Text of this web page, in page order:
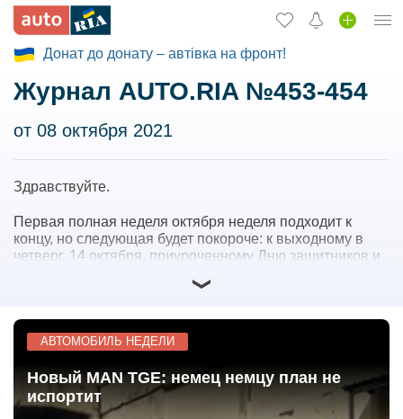
Вход в кабинет
Збір на авто для ЗСУ
Автомобили б/у
Новые авто
Новости
Отзывы об авто
Продать авто
Донат до донату – автівка на фронт!
Журнал AUTO.RIA №453-454
от 08 октября 2021
Здравствуйте.
Первая полная неделя октября неделя подходит к
концу, но следующая будет покороче: к выходному в
четверг, 14 октября, приуроченному Дню защитников и
что мы решили сделать небольшой запас полезной
дальней поездки, — а они неизбежны при четырех
выходных днях подряд.
Этот выпуск журнала откроет
новый для украинского рынка
MAN TGE – «близнец» куда
АВТОМОБИЛЬ НЕДЕЛИ
Новый MAN TGE: немец немцу план не
испортит